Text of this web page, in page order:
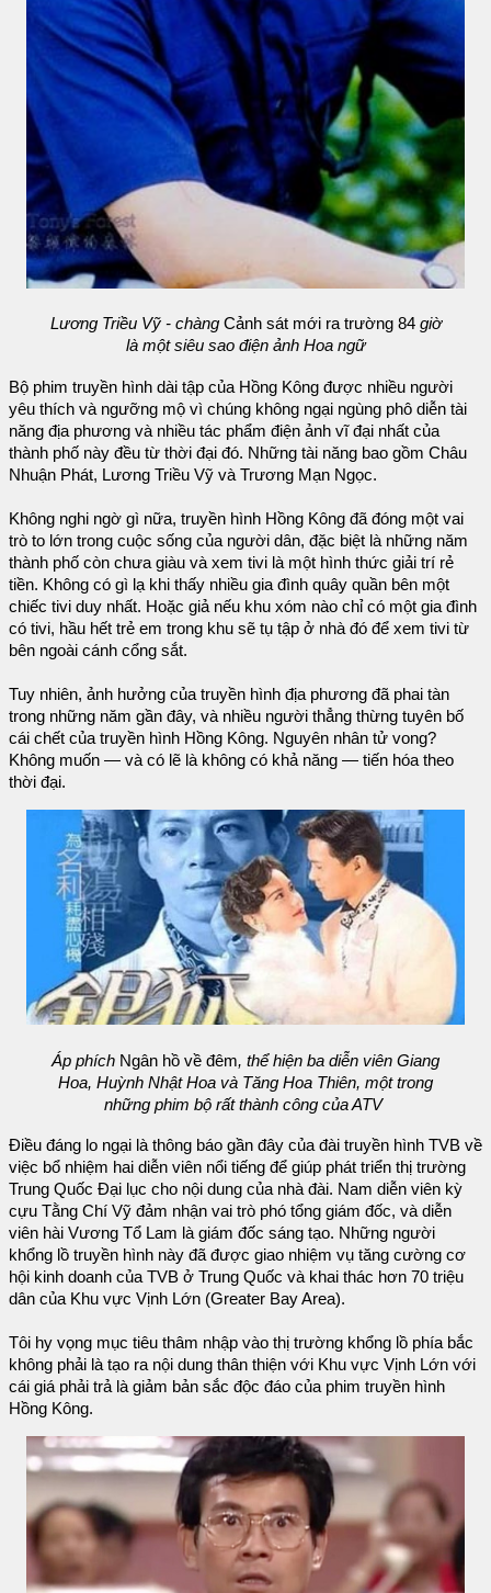
Lương Triều Vỹ - chàngCảnh sát mới ra trường 84 giờ
là một siêu sao điện ảnh Hoa ngữ
Bộ phim truyền hình dài tập của Hồng Kông được nhiều người
yêu thích và ngưỡng mộ vì chúng không ngại ngùng phô diễn tài
năng địa phương và nhiều tác phẩm điện ảnh vĩ đại nhất của
thành phố này đều từ thời đại đó. Những tài năng bao gồm Châu
Nhuận Phát, Lương Triều Vỹ và Trương Mạn Ngọc.
Không nghi ngờ gì nữa, truyền hình Hồng Kông đã đóng một vai
trò to lớn trong cuộc sống của người dân, đặc biệt là những năm
thành phố còn chưa giàu và xem tivi là một hình thức giải trí rẻ
tiền. Không có gì lạ khi thấy nhiều gia đình quây quần bên một
chiếc tivi duy nhất. Hoặc giả nếu khu xóm nào chỉ có một gia đình
có tivi, hầu hết trẻ em trong khu sẽ tụ tập ở nhà đó để xem tivi từ
bên ngoài cánh cổng sắt.
Tuy nhiên, ảnh hưởng của truyền hình địa phương đã phai tàn
trong những năm gần đây, và nhiều người thẳng thừng tuyên bố
cái chết của truyền hình Hồng Kông. Nguyên nhân tử vong?
Không muốn — và có lẽ là không có khả năng — tiến hóa theo
thời đại.
Áp phích Ngân hồ về đêm, thể hiện ba diễn viên Giang
Hoa, Huỳnh Nhật Hoa và Tăng Hoa Thiên, một trong
những phim bộ rất thành công của ATV
Điều đáng lo ngại là thông báo gần đây của đài truyền hình TVB về
việc bổ nhiệm hai diễn viên nổi tiếng để giúp phát triển thị trường
Trung Quốc Đại lục cho nội dung của nhà đài. Nam diễn viên kỳ
cựu Tằng Chí Vỹ đảm nhận vai trò phó tổng giám đốc, và diễn
viên hài Vương Tổ Lam là giám đốc sáng tạo. Những người
khổng lồ truyền hình này đã được giao nhiệm vụ tăng cường cơ
hội kinh doanh của TVB ở Trung Quốc và khai thác hơn 70 triệu
dân của Khu vực Vịnh Lớn (Greater Bay Area).
Tôi hy vọng mục tiêu thâm nhập vào thị trường khổng lồ phía bắc
không phải là tạo ra nội dung thân thiện với Khu vực Vịnh Lớn với
cái giá phải trả là giảm bản sắc độc đáo của phim truyền hình
Hồng Kông.